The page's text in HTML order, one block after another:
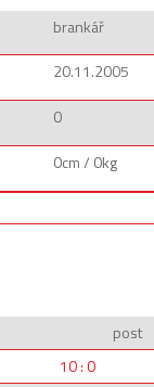
brankář
20.11.2005
0
0cm / 0kg
post
10 : 0